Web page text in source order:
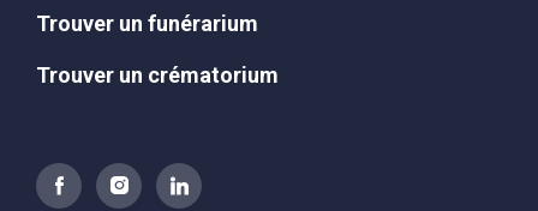
Trouver un funérarium
Trouver un crématorium